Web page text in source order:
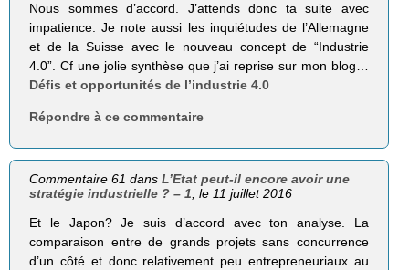
Nous sommes d’accord. J’attends donc ta suite avec
impatience. Je note aussi les inquiétudes de l’Allemagne
et de la Suisse avec le nouveau concept de “Industrie
4.0”. Cf une jolie synthèse que j’ai reprise sur mon blog…
Défis et opportunités de l’industrie 4.0
Répondre à ce commentaire
Commentaire 61 dansL’Etat peut-il encore avoir une
stratégie industrielle ? – 1 , le 11 juillet 2016
Et le Japon? Je suis d’accord avec ton analyse. La
comparaison entre de grands projets sans concurrence
d’un côté et donc relativement peu entrepreneuriaux au